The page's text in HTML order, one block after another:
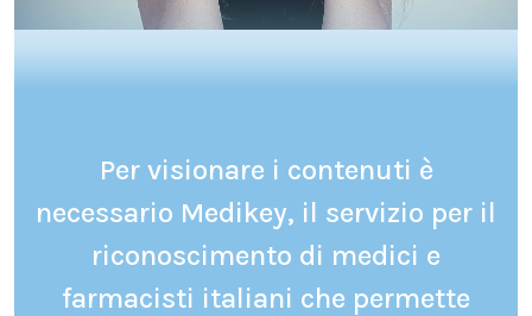
Per visionare i contenuti è
necessario Medikey, il servizio per il
riconoscimento di medici e
farmacisti italiani che permette